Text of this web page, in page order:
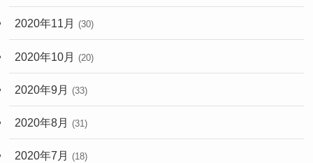
2020年11月 (30)
2020年10月 (20)
2020年9月 (33)
2020年8月 (31)
2020年7月 (18)